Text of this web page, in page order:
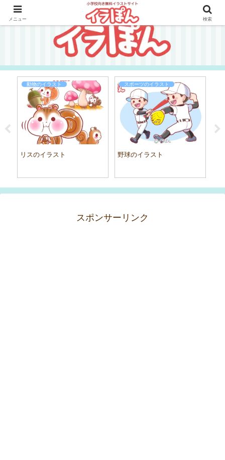
動物のイラスト
リスのイラスト
スポーツのイラスト
野球のイラスト
スポンサーリンク
メニュー 検索